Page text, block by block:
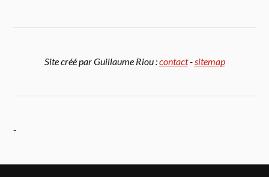
Site créé par Guillaume Riou :contact-sitemap
-